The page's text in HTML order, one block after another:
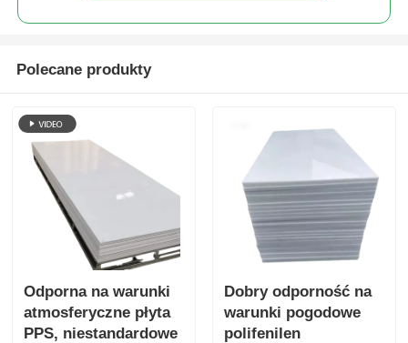
Polecane produkty
Odporna na warunki
atmosferyczne płyta
PPS, niestandardowe
Dobry odporność na
warunki pogodowe
polifenilen